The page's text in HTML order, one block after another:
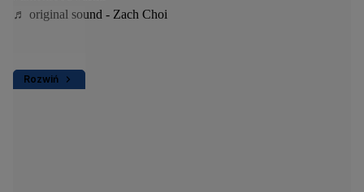
Rozwiń
♬ original sound - Zach Choi